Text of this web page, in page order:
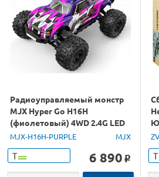
Радиоуправляемый монстр
MJX Hyper Go H16H
(фиолетовый) 4WD 2.4G LED
GPS 1/16 RTR
MJX-H16H-PURPLE MJX
Т 6 890 o Т